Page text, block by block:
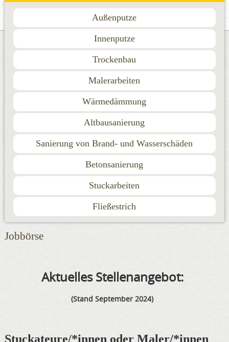
Außenputze
Innenputze
Trockenbau
Malerarbeiten
Wärmedämmung
Altbausanierung
Sanierung von Brand- und Wasserschäden
Betonsanierung
Stuckarbeiten
Fließestrich
Jobbörse
Aktuelles Stellenangebot:
(Stand September 2024)
Stuckateure/*innen oder Maler/*innen